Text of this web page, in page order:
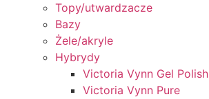
Topy/utwardzacze
Bazy
Żele/akryle
Hybrydy
Victoria Vynn Gel Polish
Victoria Vynn Pure